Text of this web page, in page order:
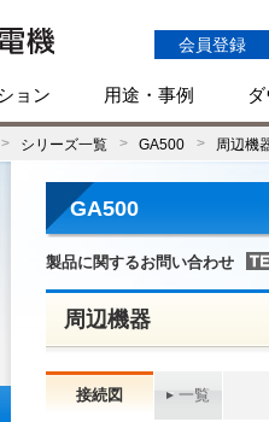
会員登録
ョン 用途・事例
シリーズ一覧 GA500 周辺機
GA500
製品に関するお問い合わせ
周辺機器
接続図 一覧